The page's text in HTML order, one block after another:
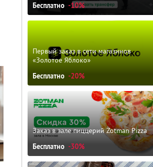
Бесплатно -10%
Первый заказ в сети магазинов
«Золотое Яблоко»
Бесплатно -20%
Заказ в зале пиццерий Zotman Pizza
Бесплатно -30%